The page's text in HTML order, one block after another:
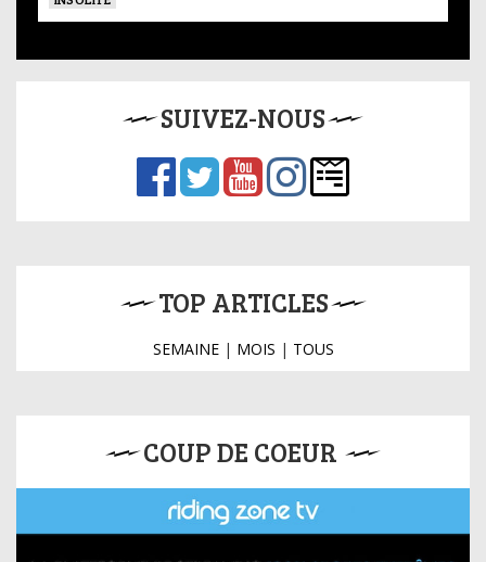
SUIVEZ-NOUS
TOP ARTICLES
SEMAINE| MOIS | TOUS
COUP DE COEUR